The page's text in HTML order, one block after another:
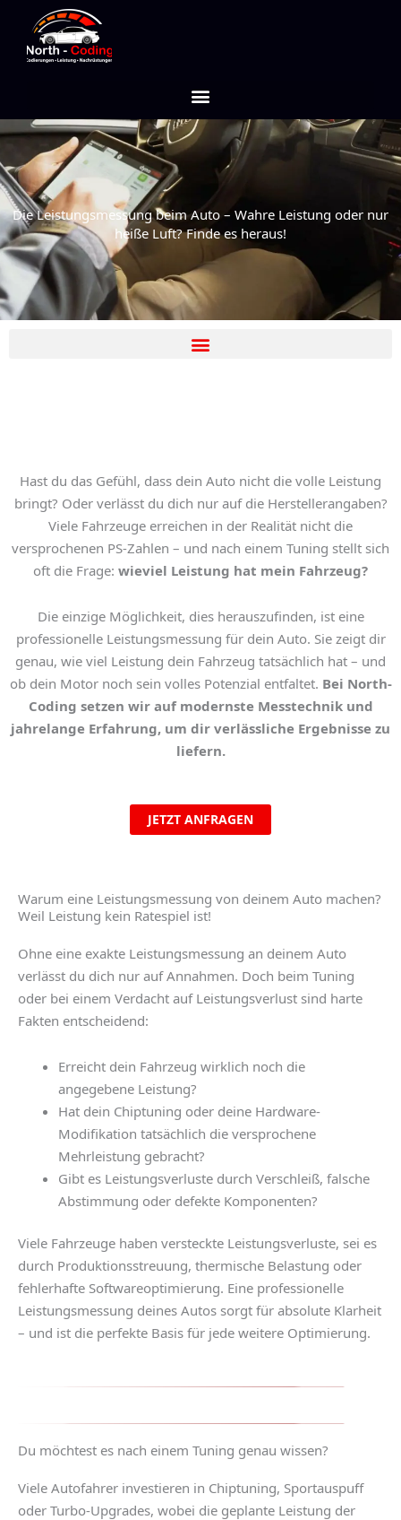
Inhalt
springen
Die Leistungsmessung beim Auto – Wahre Leistung oder nur
heiße Luft? Finde es heraus!
Hast du das Gefühl, dass dein Auto nicht die volle Leistung
bringt? Oder verlässt du dich nur auf die Herstellerangaben?
Viele Fahrzeuge erreichen in der Realität nicht die
versprochenen PS-Zahlen – und nach einem Tuning stellt sich
oft die Frage: wieviel Leistung hat mein Fahrzeug?
Die einzige Möglichkeit, dies herauszufinden, ist eine
professionelle Leistungsmessung für dein Auto. Sie zeigt dir
genau, wie viel Leistung dein Fahrzeug tatsächlich hat – und
ob dein Motor noch sein volles Potenzial entfaltet. Bei North-
Coding setzen wir auf modernste Messtechnik und
jahrelange Erfahrung, um dir verlässliche Ergebnisse zu
liefern.
JETZT ANFRAGEN
Warum eine Leistungsmessung von deinem Auto machen?
Weil Leistung kein Ratespiel ist!
Ohne eine exakte Leistungsmessung an deinem Auto
verlässt du dich nur auf Annahmen. Doch beim Tuning
oder bei einem Verdacht auf Leistungsverlust sind harte
Fakten entscheidend:
Erreicht dein Fahrzeug wirklich noch die
angegebene Leistung?
Hat dein Chiptuning oder deine Hardware-
Modifikation tatsächlich die versprochene
Mehrleistung gebracht?
Gibt es Leistungsverluste durch Verschleiß, falsche
Abstimmung oder defekte Komponenten?
Viele Fahrzeuge haben versteckte Leistungsverluste, sei es
durch Produktionsstreuung, thermische Belastung oder
fehlerhafte Softwareoptimierung. Eine professionelle
Leistungsmessung deines Autos sorgt für absolute Klarheit
– und ist die perfekte Basis für jede weitere Optimierung.
Du möchtest es nach einem Tuning genau wissen?
Viele Autofahrer investieren in Chiptuning, Sportauspuff
oder Turbo-Upgrades, wobei die geplante Leistung der